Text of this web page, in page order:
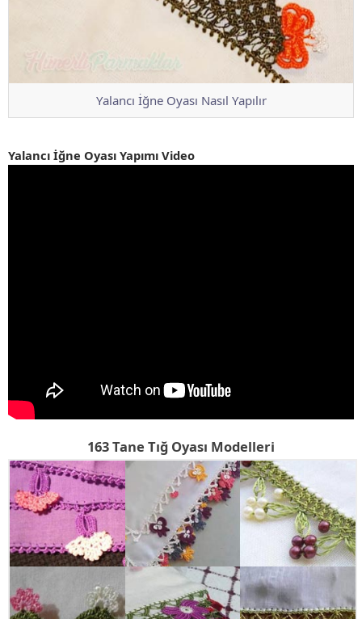
Yalancı İğne Oyası Nasıl Yapılır
Yalancı İğne Oyası Yapımı Video
163 Tane Tığ Oyası Modelleri